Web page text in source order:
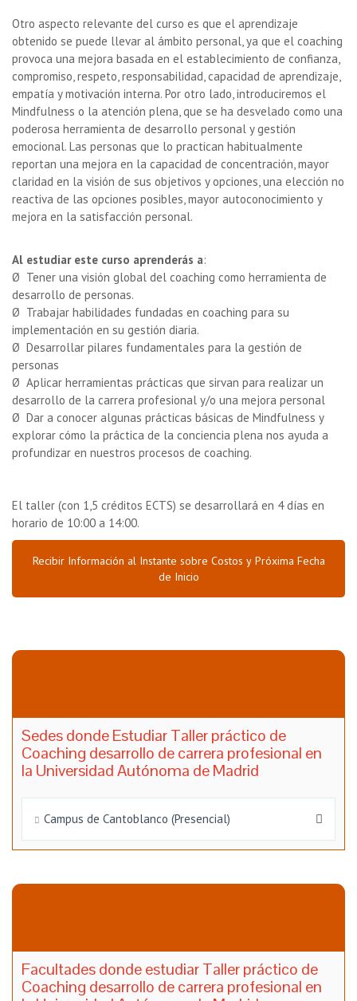
Otro aspecto relevante del curso es que el aprendizaje
obtenido se puede llevar al ámbito personal, ya que el coaching
provoca una mejora basada en el establecimiento de confianza,
compromiso, respeto, responsabilidad, capacidad de aprendizaje,
empatía y motivación interna. Por otro lado, introduciremos el
Mindfulness o la atención plena, que se ha desvelado como una
poderosa herramienta de desarrollo personal y gestión
emocional. Las personas que lo practican habitualmente
reportan una mejora en la capacidad de concentración, mayor
claridad en la visión de sus objetivos y opciones, una elección no
reactiva de las opciones posibles, mayor autoconocimiento y
mejora en la satisfacción personal.
Al estudiar este curso aprenderás a:
Ø Tener una visión global del coaching como herramienta de
desarrollo de personas.
Ø Trabajar habilidades fundadas en coaching para su
implementación en su gestión diaria.
Ø Desarrollar pilares fundamentales para la gestión de
personas
Ø Aplicar herramientas prácticas que sirvan para realizar un
desarrollo de la carrera profesional y/o una mejora personal
Ø Dar a conocer algunas prácticas básicas de Mindfulness y
explorar cómo la práctica de la conciencia plena nos ayuda a
profundizar en nuestros procesos de coaching.
El taller (con 1,5 créditos ECTS) se desarrollará en 4 días en
horario de 10:00 a 14:00.
Recibir Información al Instante sobre Costos y Próxima Fecha
de Inicio
Sedes donde Estudiar Taller práctico de
Coaching desarrollo de carrera profesional en
la Universidad Autónoma de Madrid
Campus de Cantoblanco (Presencial)
Facultades donde estudiar Taller práctico de
Coaching desarrollo de carrera profesional en